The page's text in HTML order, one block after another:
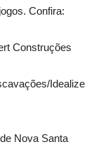
Confira:
Construções
Idealize
Nova Santa